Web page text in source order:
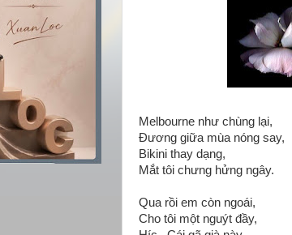
Melbourne như chùng lại,
Đương giữa mùa nóng say,
Bikini thay dạng,
Mắt tôi chưng hửng ngây.
Qua rồi em còn ngoái,
Cho tôi một nguýt đầy,